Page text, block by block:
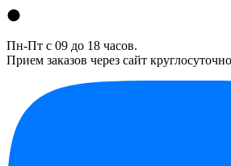
Пн-Пт с 09 до 18 часов.
Прием заказов через сайт